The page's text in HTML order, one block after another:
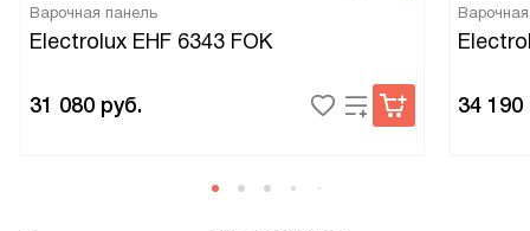
Варочная панель
Electrolux EHF 6343 FOK
31 080 руб. 34 190